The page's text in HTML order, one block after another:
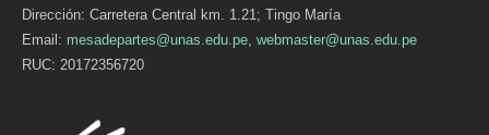
Dirección: Carretera Central km. 1.21; Tingo María
Email: mesadepartes@unas.edu.pe webmaster@unas.edu.pe
RUC: 20172356720